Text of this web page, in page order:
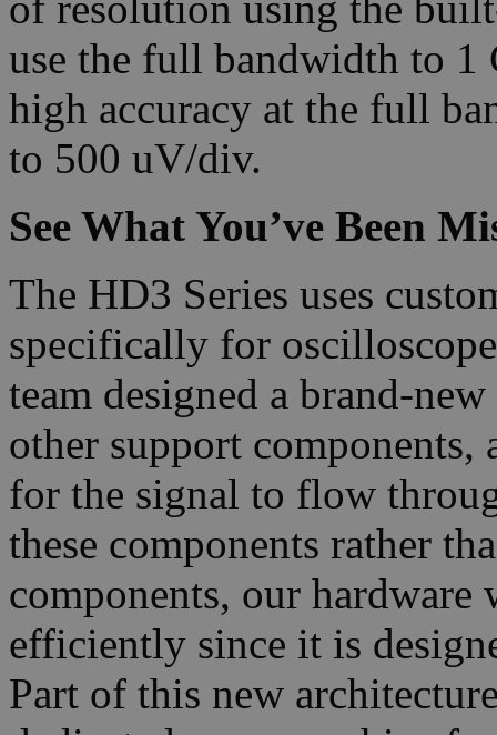
use the full bandwidth to
high accuracy at the full
to 500 uV/div.
See What You’ve Been
The HD3 Series uses
specifically for
team designed a brand-
other support components,
for the signal to flow
these components rather
components, our hardware
efficiently since it is
Part of this new